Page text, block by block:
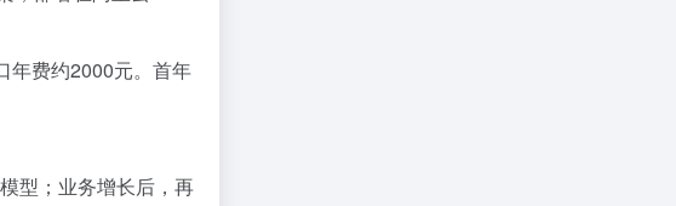
年费约2000元。首年
型；业务增长后，再